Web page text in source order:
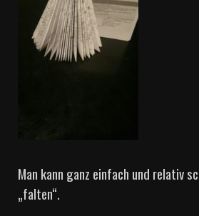
Man kann ganz einfach und relativ
„falten“.